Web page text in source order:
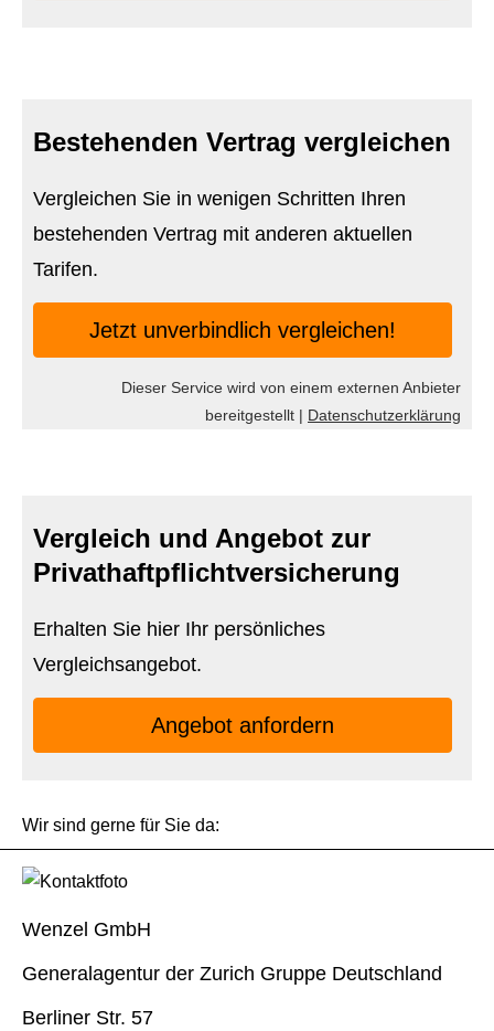
Bestehenden Vertrag ver­gleichen
Vergleichen Sie in wenigen Schritten Ihren
bestehenden Vertrag mit anderen aktuellen
Tarifen.
Jetzt unverbindlich ver­gleichen!
Dieser Service wird von einem externen Anbieter
bereitgestellt | Datenschutzerklärung
Vergleich und Angebot zur
Privathaftpflichtversicherung
Erhalten Sie hier Ihr persönliches
Vergleichsangebot.
An­ge­bot an­for­dern
Wir sind gerne für Sie da:
Wenzel GmbH
Generalagentur der Zurich Gruppe Deutschland
Berliner Str. 57